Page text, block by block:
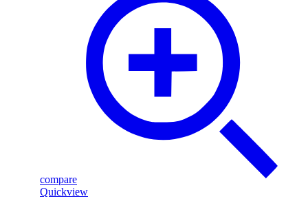
compare
Quickview